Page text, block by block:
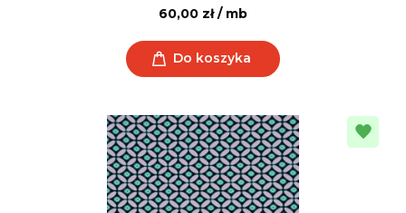
60,00 zł / mb
Do koszyka